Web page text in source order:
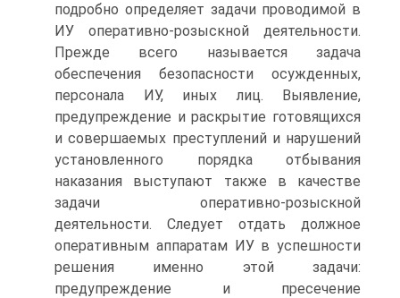
подробно определяет задачи проводимой в
ИУ оперативно-розыскной деятельности.
Прежде всего называется задача
обеспечения безопасности осужденных,
персонала ИУ, иных лиц. Выявление,
предупреждение и раскрытие готовящихся
и совершаемых преступлений и нарушений
установленного порядка отбывания
наказания выступают также в качестве
задачи оперативно-розыскной
деятельности. Следует отдать должное
оперативным аппаратам ИУ в успешности
решения именно этой задачи:
предупреждение и пресечение